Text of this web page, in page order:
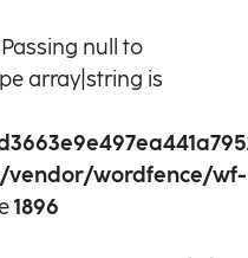
null to
array|string is
vendor/wordfence/wf-
1896